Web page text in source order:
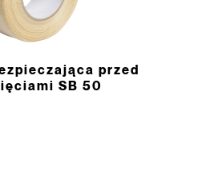
przed
SB 50